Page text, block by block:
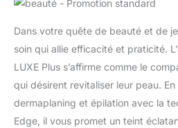
Dans votre quête de beauté et de
soin qui allie efficacité et praticité.
LUXE Plus s’affirme comme le
qui désirent revitaliser leur peau.
dermaplaning et épilation avec la
Edge, il vous promet un teint